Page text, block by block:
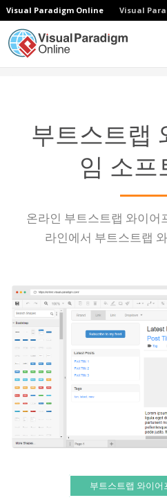
Visual Paradigm Online Visual
부트스트랩
임 소프
온라인 부트스트랩 와이어
라인에서 부트스트랩
부트스트랩 와이어